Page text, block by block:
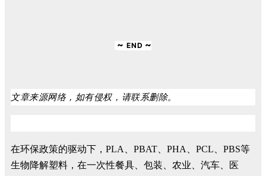
~END ~
文章来源网络，如有侵权，请联系删除。
在环保政策的驱动下，PLA、PBAT、PHA、PCL、PBS等
生物降解塑料，在一次性餐具、包装、农业、汽车、医